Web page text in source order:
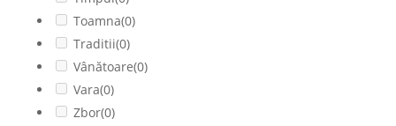
Toamna(0)
Traditii(0)
Vânătoare(0)
Vara(0)
Zbor(0)